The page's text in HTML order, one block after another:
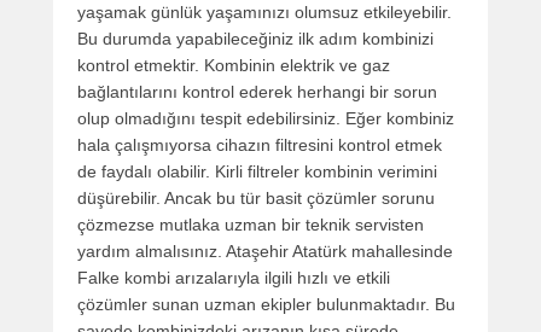
yaşamak günlük yaşamınızı olumsuz etkileyebilir.
Bu durumda yapabileceğiniz ilk adım kombinizi
kontrol etmektir. Kombinin elektrik ve gaz
bağlantılarını kontrol ederek herhangi bir sorun
olup olmadığını tespit edebilirsiniz. Eğer kombiniz
hala çalışmıyorsa cihazın filtresini kontrol etmek
de faydalı olabilir. Kirli filtreler kombinin verimini
düşürebilir. Ancak bu tür basit çözümler sorunu
çözmezse mutlaka uzman bir teknik servisten
yardım almalısınız. Ataşehir Atatürk mahallesinde
Falke kombi arızalarıyla ilgili hızlı ve etkili
çözümler sunan uzman ekipler bulunmaktadır. Bu